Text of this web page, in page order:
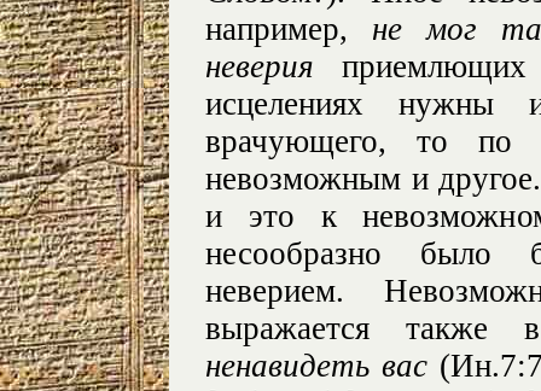
например, не мог
неверия приемлющих
исцелениях
врачующего, то по
невозможным и
и это к
несообразно было
неверием.
выражается
ненавидеть вас